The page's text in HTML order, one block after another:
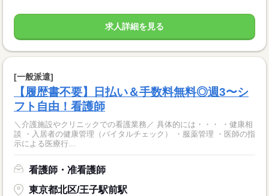
求人詳細を見る
[一般派遣]
【履歴書不要】日払い＆手数料無料◎週3〜シ
フト自由！看護師
＼介護施設やクリニックでの看護業務／ 具体的には・・・ ・健康相
談 ・入居者の健康管理（バイタルチェック） ・服薬管理 ・医師の指
示による医療行...
看護師・准看護師
東京都北区/王子駅前駅